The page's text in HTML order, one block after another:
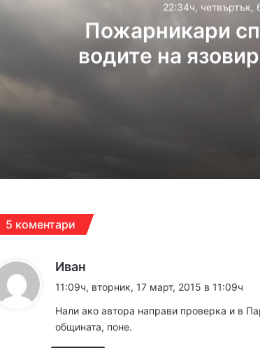
22:34ч, четвъртък,
Пожарникари
водите на
16:10ч, четвъртък, 6 август, 2026
5 коментари
Иван
а
:
11:09ч, вторник, 17 март, 2015 в 11:09ч
Нали ако автора направи проверка и в
общината, поне.